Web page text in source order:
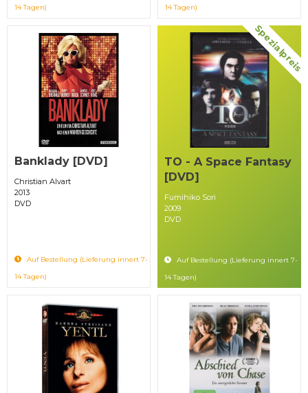
14 Tagen)
14 Tagen)
Banklady [DVD]
Christian Alvart
2013
DVD
Auf Bestellung (Lieferung innert 7-
14 Tagen)
Spezialpreis
TO - A Space Fantasy
[DVD]
Fumihiko Sori
2009
DVD
Auf Bestellung (Lieferung innert 7-
14 Tagen)